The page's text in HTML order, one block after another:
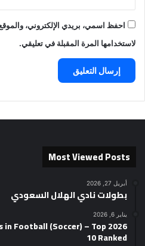
احفظ اسمي، بريدي الإلكتروني،
لاستخدامها المرة المقبلة في تعليقي.
Most Viewed Posts
أبريل 27, 2026
بطولات نادي الهلال السعودي
يناير 6, 2026
in Football (Soccer) – Top
10 Ranked